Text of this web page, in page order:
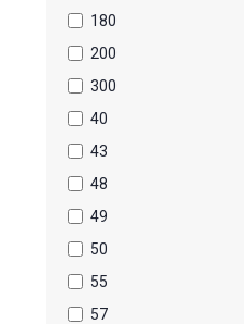
180
200
300
40
43
48
49
50
55
57